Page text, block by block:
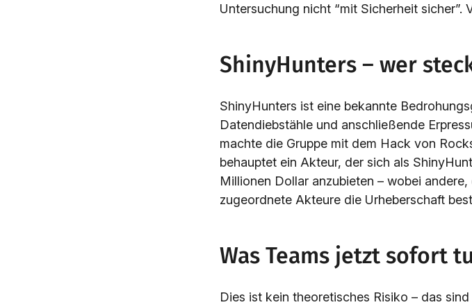
Untersuchung nicht “mit Sicherheit
ShinyHunters – wer
ShinyHunters ist eine bekannte
Datendiebstähle und anschließende
machte die Gruppe mit dem Hack von
behauptet ein Akteur, der sich als
Millionen Dollar anzubieten – wobei
zugeordnete Akteure die Urheberschaft
Was Teams jetzt sofort
Dies ist kein theoretisches Risiko – das